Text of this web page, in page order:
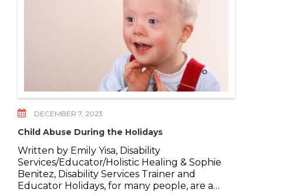
DECEMBER 7, 2023
Child Abuse During the Holidays
Written by Emily Yisa, Disability
Services/Educator/Holistic Healing & Sophie
Benitez, Disability Services Trainer and
Educator Holidays, for many people, are a…